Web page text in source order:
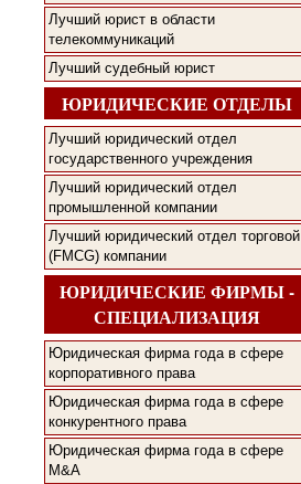
Лучший юрист в области
телекоммуникаций
Лучший судебный юрист
ЮРИДИЧЕСКИЕ ОТДЕЛЫ
Лучший юридический отдел
государственного учреждения
Лучший юридический отдел
промышленной компании
Лучший юридический отдел торговой
(FMCG) компании
ЮРИДИЧЕСКИЕ ФИРМЫ -
СПЕЦИАЛИЗАЦИЯ
Юридическая фирма года в сфере
корпоративного права
Юридическая фирма года в сфере
конкурентного права
Юридическая фирма года в сфере
M&A